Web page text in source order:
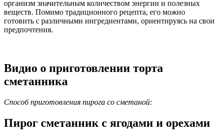
организм значительным количеством энергии и полезных
веществ. Помимо традиционного рецепта, его можно
готовить с различными ингредиентами, ориентируясь на свои
предпочтения.
Видио о приготовлении торта
сметанника
Способ приготовления пирога со сметаной:
Пирог сметанник с ягодами и орехами